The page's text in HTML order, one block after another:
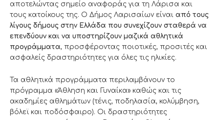
αποτελώντας σημείο αναφοράς για τη Λάρισα και
τους κατοίκους της. Ο Δήμος Λαρισαίων είναι από τους
λίγους δήμους στην Ελλάδα που συνεχίζουν σταθερά να
επενδύουν και να υποστηρίζουν μαζικά αθλητικά
προγράμματα, προσφέροντας ποιοτικές, προσιτές και
ασφαλείς δραστηριότητες για όλες τις ηλικίες.
Τα αθλητικά προγράμματα περιλαμβάνουν το
πρόγραμμα «Άθληση και Γυναίκα» καθώς και τις
ακαδημίες αθλημάτων (τένις, ποδηλασία, κολύμβηση,
βόλεϊ και ποδόσφαιρο). Οι δραστηριότητες